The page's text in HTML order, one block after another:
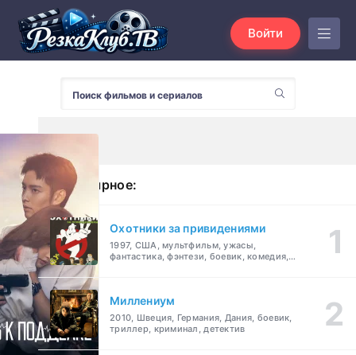
Войти
Популярное:
Охотники за привидениями
1997, США, мультфильм, ужасы,
фантастика, фэнтези, боевик, комедия,
Миллениум
2010, Швеция, Германия, Дания, боевик,
триллер, криминал, детектив